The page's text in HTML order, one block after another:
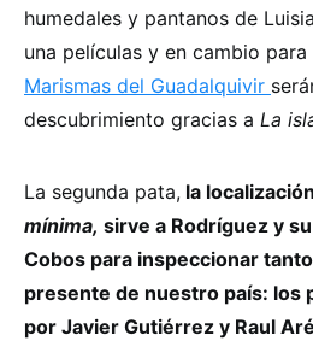
humedales y pantanos de
una películas y en cambio
Marismas del Guadalquivir
descubrimiento gracias a La
La segunda pata, la
mínima, sirve a Rodríguez y
Cobos para inspeccionar
presente de nuestro país: los
por Javier Gutiérrez y Raul